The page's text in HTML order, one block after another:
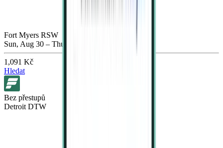
Fort Myers RSW
Sun, Aug 30 – Thu, Sep 3
1,091 Kč
Hledat
Bez přestupů
Detroit DTW